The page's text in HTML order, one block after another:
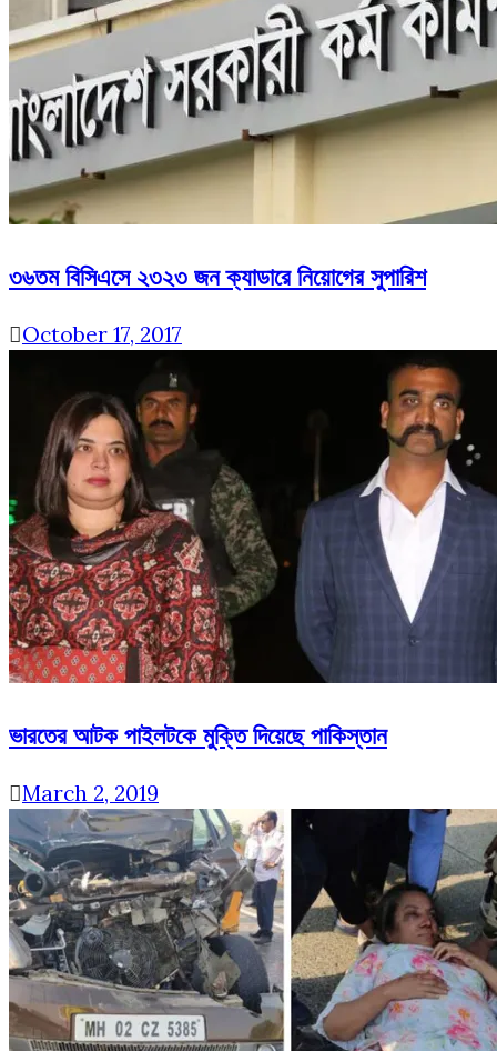
৩৬তম বিসিএসে ২৩২৩ জন ক্যাডারে নিয়োগের সুপারিশ
October 17, 2017
ভারতের আটক পাইলটকে মুক্তি দিয়েছে পাকিস্তান
March 2, 2019